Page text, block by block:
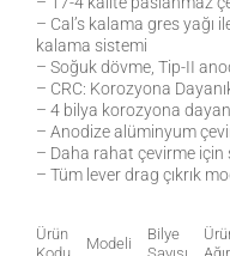
– Cal’s kalama gres yağı
kalama sistemi
– Soğuk dövme, Tip-II
– CRC: Korozyona
– 4 bilya korozyona
– Anodize alüminyum
– Daha rahat çevirme için
– Tüm lever drag çıkrık
Ürün
Modeli
Bilye